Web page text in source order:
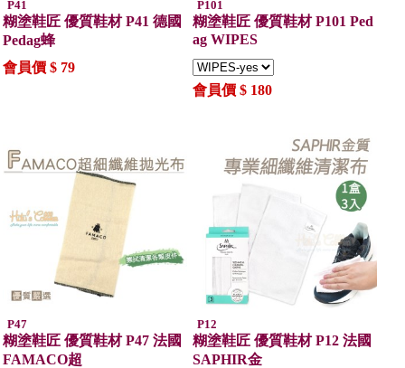
P41
糊塗鞋匠 優質鞋材 P41 德國
Pedag蜂
會員價 $ 79
P101
糊塗鞋匠 優質鞋材 P101 Ped
ag WIPES
會員價 $ 180
P47
糊塗鞋匠 優質鞋材 P47 法國
FAMACO超
P12
糊塗鞋匠 優質鞋材 P12 法國
SAPHIR金